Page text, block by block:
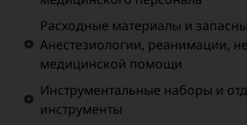
Расходные материалы и
Анестезиологии, реанимации,
медицинской помощи
Инструментальные наборы и
инструменты